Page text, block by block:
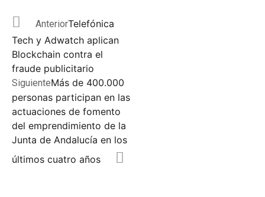
AnteriorTelefónica
Tech y Adwatch aplican
Blockchain contra el
fraude publicitario
SiguienteMás de 400.000
personas participan en las
actuaciones de fomento
del emprendimiento de la
Junta de Andalucía en los
últimos cuatro años